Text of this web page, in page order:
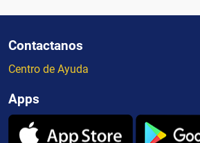
Contactanos
Centro de Ayuda
Apps